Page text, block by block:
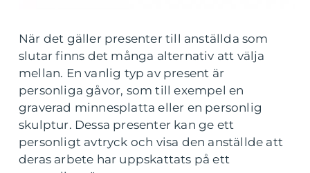
När det gäller presenter till anställda som
slutar finns det många alternativ att välja
mellan. En vanlig typ av present är
personliga gåvor, som till exempel en
graverad minnesplatta eller en personlig
skulptur. Dessa presenter kan ge ett
personligt avtryck och visa den anställde att
deras arbete har uppskattats på ett